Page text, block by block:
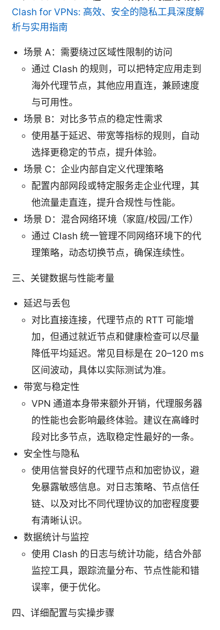
Clash for VPNs: 高效、安全的隐私工具深度解
析与实用指南
场景 A：需要绕过区域性限制的访问
通过 Clash 的规则，可以把特定应用走到
海外代理节点，其他应用直连，兼顾速度
与可用性。
场景 B：对比多节点的稳定性需求
使用基于延迟、带宽等指标的规则，自动
选择更稳定的节点，提升体验。
场景 C：企业内部自定义代理策略
配置内部网段或特定服务走企业代理，其
他流量走直连，提升合规性与性能。
场景 D：混合网络环境（家庭/校园/工作）
通过 Clash 统一管理不同网络环境下的代
理策略，动态切换节点，确保连续性。
三、关键数据与性能考量
延迟与丢包
对比直接连接，代理节点的 RTT 可能增
加，但通过就近节点和健康检查可以尽量
降低平均延迟。常见目标是在 20–120 ms
区间波动，具体以实际测试为准。
带宽与稳定性
VPN 通道本身带来额外开销，代理服务器
的性能也会影响最终体验。建议在高峰时
段对比多节点，选取稳定性最好的一条。
安全性与隐私
使用信誉良好的代理节点和加密协议，避
免暴露敏感信息。对日志策略、节点信任
链、以及对比不同代理协议的加密程度要
有清晰认识。
数据统计与监控
使用 Clash 的日志与统计功能，结合外部
监控工具，跟踪流量分布、节点性能和错
误率，便于优化。
四、详细配置与实操步骤